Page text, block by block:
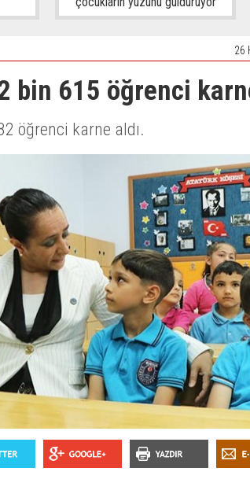
26
bin 615 öğrenci
öğrenci karne aldı.